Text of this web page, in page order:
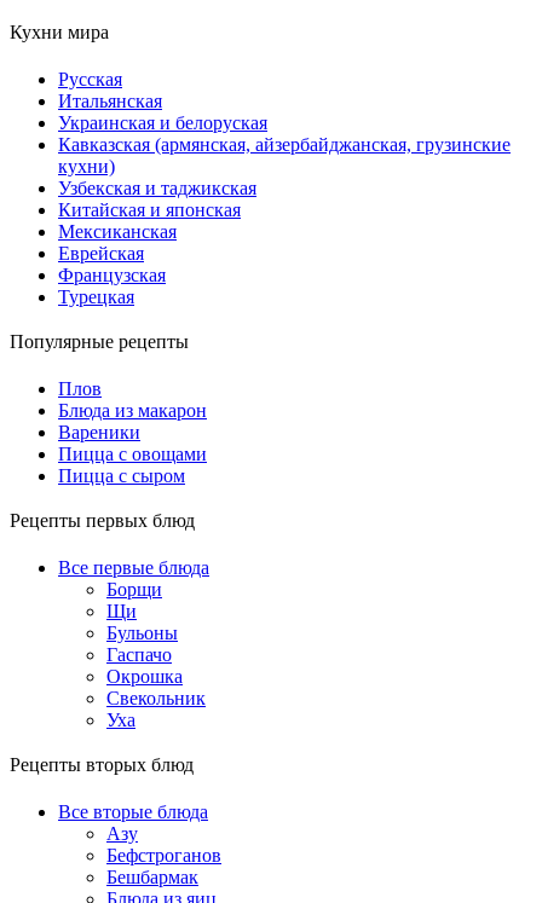
Кухни мира
Русская
Итальянская
Украинская и белоруская
Кавказская (армянская, айзербайджанская, грузинские
кухни)
Узбекская и таджикская
Китайская и японская
Мексиканская
Еврейская
Французская
Турецкая
Популярные рецепты
Плов
Блюда из макарон
Вареники
Пицца с овощами
Пицца с сыром
Рецепты первых блюд
Все первые блюда
Борщи
Щи
Бульоны
Гаспачо
Окрошка
Свекольник
Уха
Рецепты вторых блюд
Все вторые блюда
Азу
Бефстроганов
Бешбармак